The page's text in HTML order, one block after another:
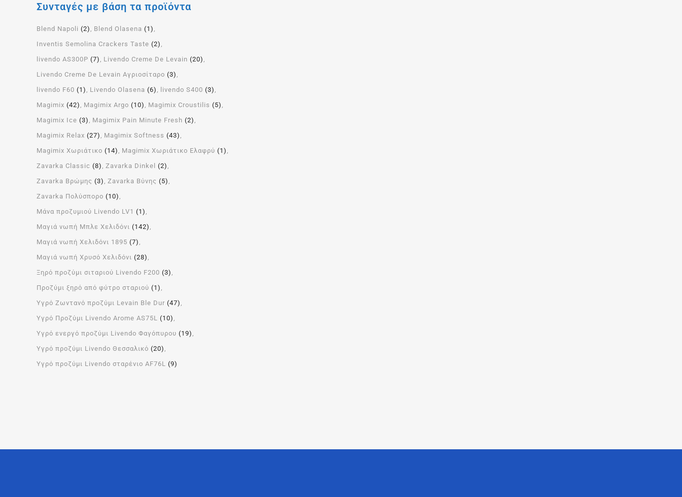
Συνταγές με βάση τα προϊόντα
Blend Napoli (2) Blend Olasena (1)
Inventis Semolina Crackers Taste (2)
livendo AS300P (7) Livendo Creme De Levain (20)
Livendo Creme De Levain Αγριοσίταρο (3)
livendo F60 (1) Livendo Olasena (6) livendo S400 (3)
Magimix (42) Magimix Argo (10) Magimix Croustilis (5)
Magimix Ice (3) Magimix Pain Minute Fresh (2)
Magimix Relax (27) Magimix Softness (43)
Magimix Χωριάτικο (14) Magimix Χωριάτικο Ελαφρύ (1)
Zavarka Classic (8) Zavarka Dinkel (2)
Zavarka Βρώμης (3) Zavarka Βύνης (5)
Zavarka Πολύσπορο (10)
Μάνα προζυμιού Livendo LV1 (1)
Μαγιά νωπή Μπλε Χελιδόνι (142)
Μαγιά νωπή Χελιδόνι 1895 (7)
Μαγιά νωπή Χρυσό Χελιδόνι (28)
Ξηρό προζύμι σιταριού Livendo F200 (3)
Προζύμι ξηρό από φύτρο σταριού (1)
Υγρό Ζωντανό προζύμι Levain Ble Dur (47)
Υγρό Προζύμι Livendo Arome ΑS75L (10)
Υγρό ενεργό προζύμι Livendo Φαγόπυρου (19)
Υγρό προζύμι Livendo Θεσσαλικό (20)
Υγρό προζύμι Livendo σταρένιο AF76L (9)